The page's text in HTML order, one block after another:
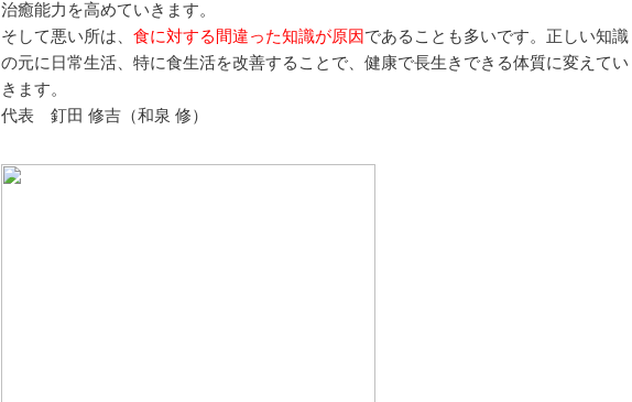
治癒能力を高めていきます。
そして悪い所は、 食に対する間違った知識が原因であることも多いです。正しい知識
の元に日常生活、特に食生活を改善することで、健康で長生きできる体質に変えてい
きます。
代表 釘田 修吉（和泉 修）